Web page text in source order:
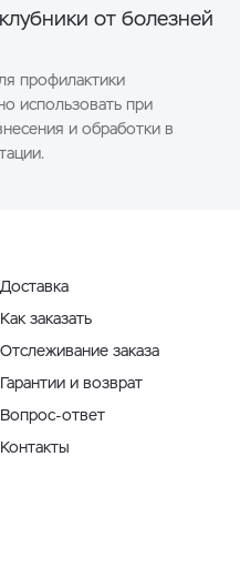
от болезней
профилактики
использовать при
и обработки в
Доставка
Как заказать
Отслеживание заказа
Гарантии и возврат
Вопрос-ответ
Контакты